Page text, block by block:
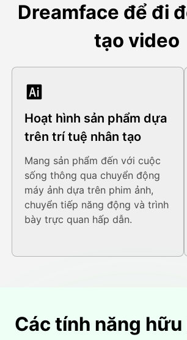
Dreamface để đi
tạo video
Hoạt hình sản phẩm dựa
trên trí tuệ nhân tạo
Mang sản phẩm đến với cuộc
sống thông qua chuyển động
máy ảnh dựa trên phim ảnh,
chuyển tiếp năng động và trình
bày trực quan hấp dẫn.
Các tính năng